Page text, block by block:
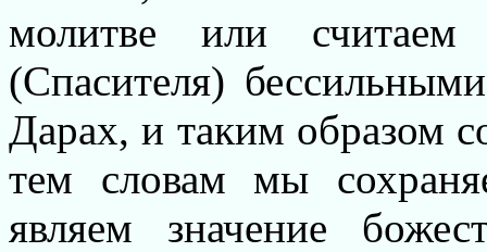
молитве или считаем
(Спасителя)
Дарах, и таким образом
тем словам мы
являем значение